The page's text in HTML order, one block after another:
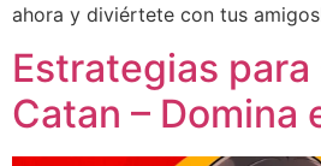
ahora y diviértete con tus
Estrategias
Catan – Domina